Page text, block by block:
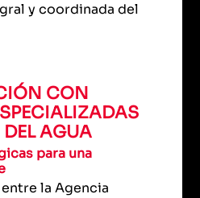
y coordinada del
CON
AGUA
para una
la Agencia